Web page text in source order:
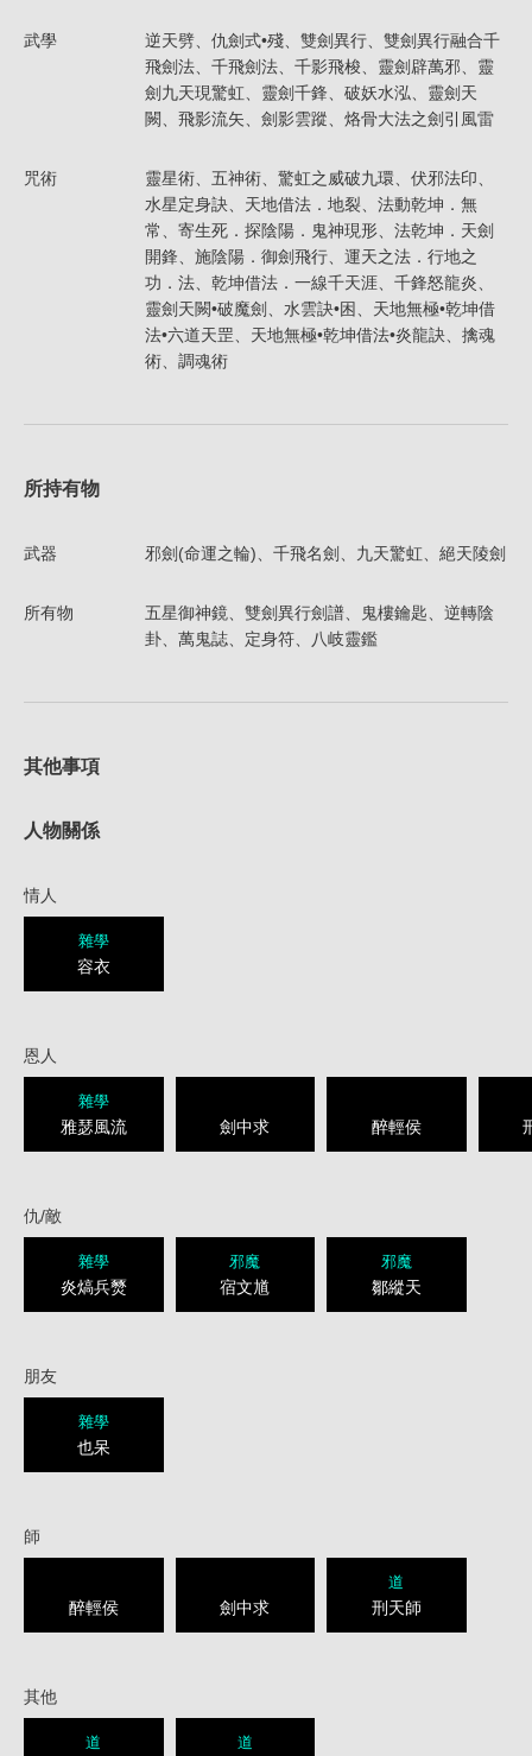
武學
逆天劈、仇劍式•殘、雙劍異行、雙劍異行融合千
飛劍法、千飛劍法、千影飛梭、靈劍辟萬邪、靈
劍九天現驚虹、靈劍千鋒、破妖水泓、靈劍天
闕、飛影流矢、劍影雲蹤、烙骨大法之劍引風雷
咒術
靈星術、五神術、驚虹之威破九環、伏邪法印、
水星定身訣、天地借法．地裂、法動乾坤．無
常、寄生死．探陰陽．鬼神現形、法乾坤．天劍
開鋒、施陰陽．御劍飛行、運天之法．行地之
功．法、乾坤借法．一線千天涯、千鋒怒龍炎、
靈劍天闕•破魔劍、水雲訣•困、天地無極•乾坤借
法•六道天罡、天地無極•乾坤借法•炎龍訣、擒魂
術、調魂術
所持有物
武器 邪劍(命運之輪)、千飛名劍、九天驚虹、絕天陵劍
所有物
五星御神鏡、雙劍異行劍譜、鬼樓鑰匙、逆轉陰
卦、萬鬼誌、定身符、八岐靈鑑
其他事項
人物關係
情人
雜學
容衣
恩人
雜學
雅瑟風流 劍中求 醉輕侯
仇/敵
雜學
炎熇兵燹
邪魔
宿文馗
邪魔
鄒縱天
朋友
雜學
也呆
師
醉輕侯 劍中求
道
刑天師
其他
道 道